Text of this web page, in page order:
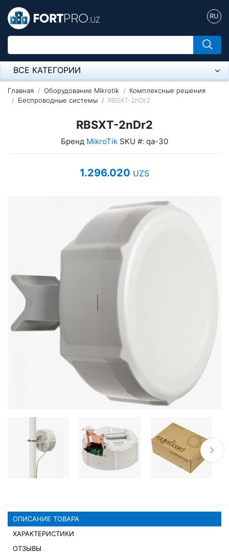
RU
ВСЕ КАТЕГОРИИ
Микрофон
Стереосистемы
UPS Источники бесперебойного питания
Мышки и Клавиатуры
Наушники
Системы охлаждения
Видеоконференцсвязь
Видеонаблюдение
Компьютеры Fujitsu
Комплектующие ПК
Главная Оборудование Mikrotik
Комплексные решения
Беспроводные системы
RBSXT-2nDr2
RBSXT-2nDr2
Бренд MikroTik SKU #: qa-30
1.296.020 UZS
ОПИСАНИЕ ТОВАРА
ХАРАКТЕРИСТИКИ
ОТЗЫВЫ